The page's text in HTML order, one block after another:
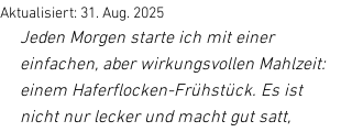
Aktualisiert: 31. Aug. 2025
Jeden Morgen starte ich mit einer
einfachen, aber wirkungsvollen Mahlzeit:
einem Haferflocken-Frühstück. Es ist
nicht nur lecker und macht gut satt,